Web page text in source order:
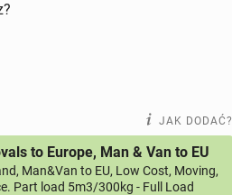
JAK DODAĆ?
to Europe, Man & Van to EU
Man&Van to EU, Low Cost, Moving,
Part load 5m3/300kg - Full Load